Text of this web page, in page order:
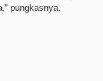
pungkasnya.